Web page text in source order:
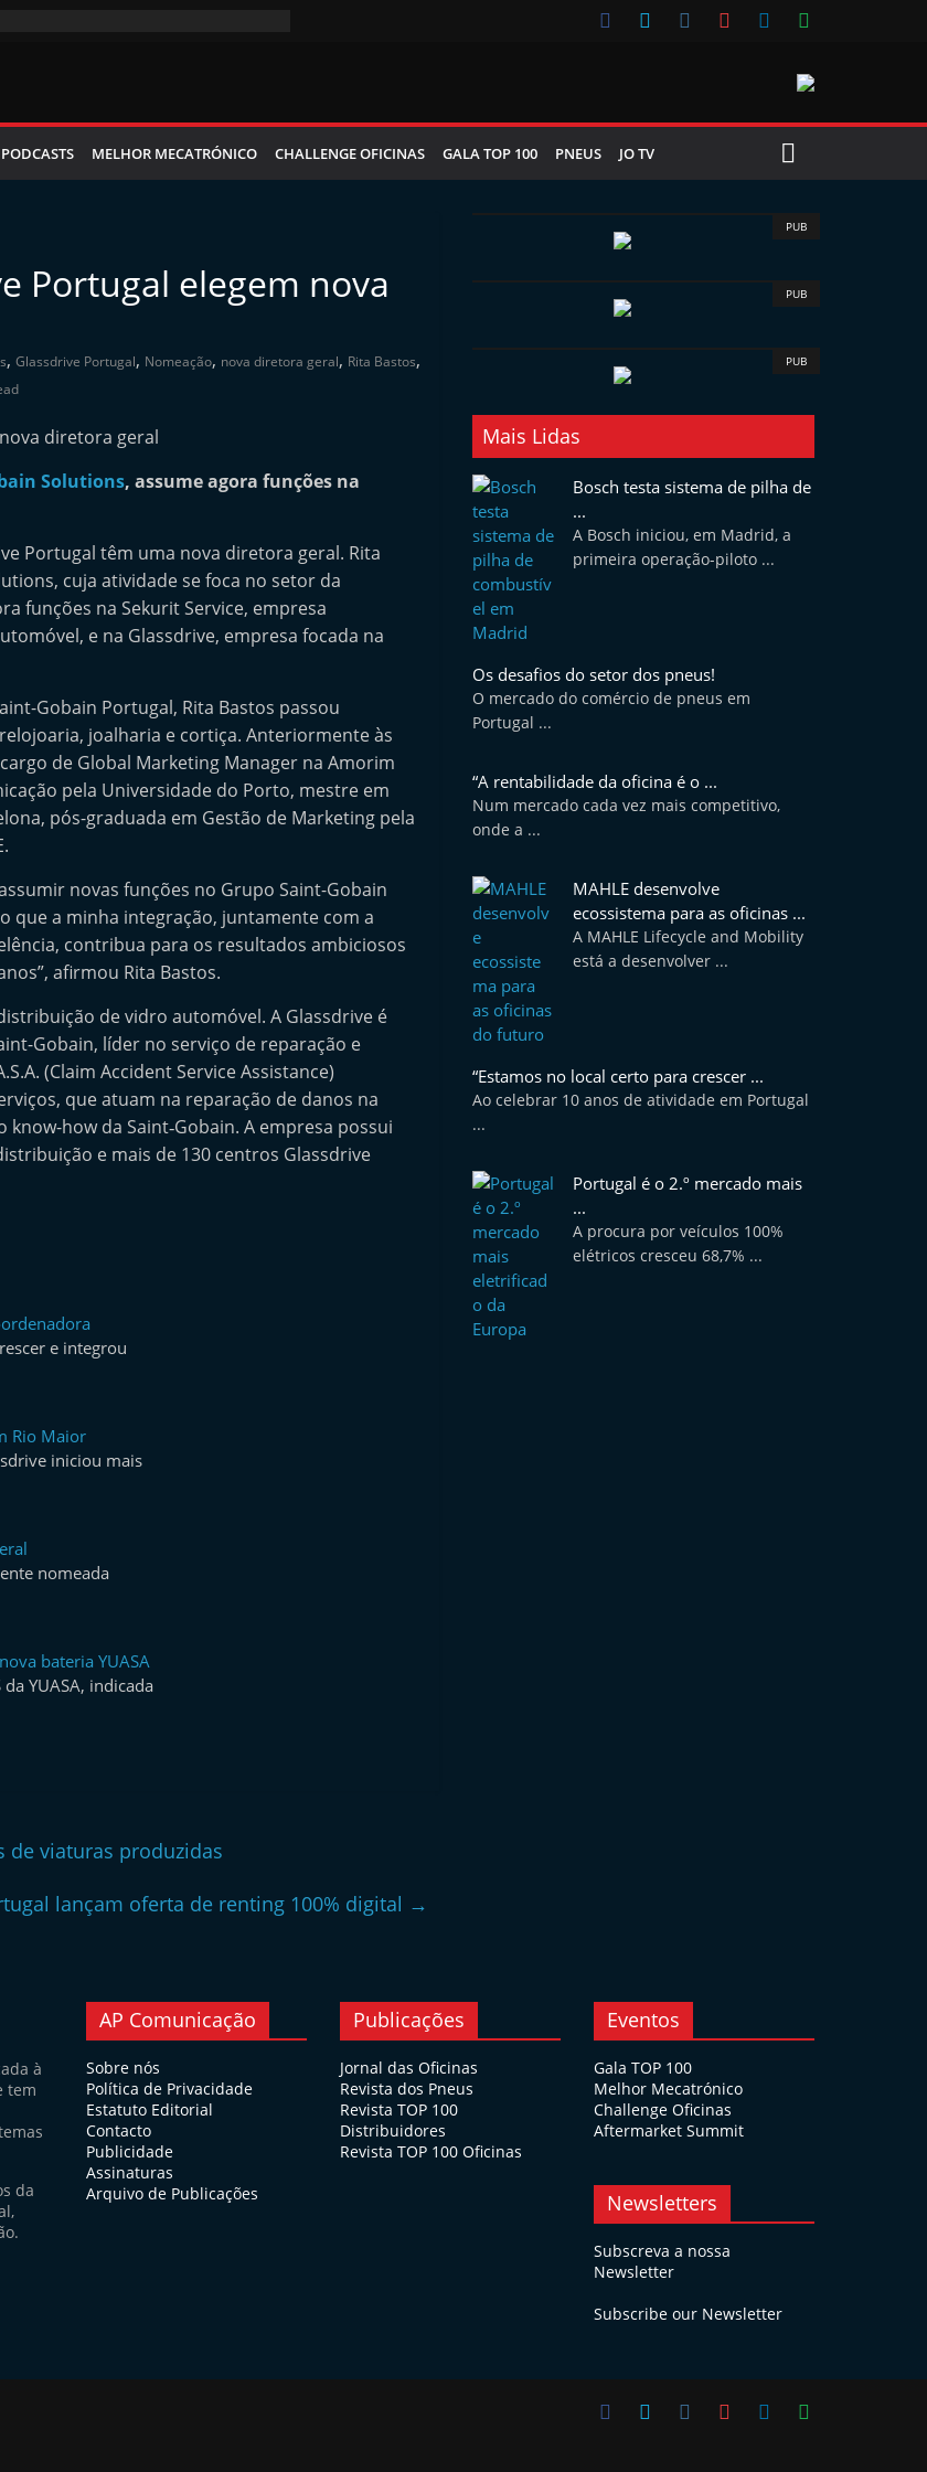
PODCASTS MELHOR MECATRÓNICO CHALLENGE OFICINAS GALA TOP 100 PNEUS JO TV
Portugal elegem nova
, Glassdrive Portugal, Nomeação, nova diretora geral, Rita Bastos,
Solutions, assume agora funções na
Portugal têm uma nova diretora geral. Rita
cuja atividade se foca no setor da
funções na Sekurit Service, empresa
e na Glassdrive, empresa focada na
Gobain Portugal, Rita Bastos passou
joalharia e cortiça. Anteriormente às
de Global Marketing Manager na Amorim
pela Universidade do Porto, mestre em
pós-graduada em Gestão de Marketing pela
novas funções no Grupo Saint-Gobain
que a minha integração, juntamente com a
contribua para os resultados ambiciosos
afirmou Rita Bastos.
de vidro automóvel. A Glassdrive é
Gobain, líder no serviço de reparação e
(Claim Accident Service Assistance)
que atuam na reparação de danos na
how da Saint‐Gobain. A empresa possui
e mais de 130 centros Glassdrive
e integrou
Rio Maior
iniciou mais
nomeada
bateria YUASA
YUASA, indicada
de viaturas produzidas
lançam oferta de renting 100% digital →
PUB
PUB
PUB
Mais Lidas
Bosch testa sistema de pilha de
...
A Bosch iniciou, em Madrid, a
primeira operação-piloto ...
Os desafios do setor dos pneus!
O mercado do comércio de pneus em
Portugal ...
“A rentabilidade da oficina é o ...
Num mercado cada vez mais competitivo,
onde a ...
MAHLE desenvolve
ecossistema para as oficinas ...
A MAHLE Lifecycle and Mobility
está a desenvolver ...
“Estamos no local certo para crescer ...
Ao celebrar 10 anos de atividade em Portugal
...
Portugal é o 2.º mercado mais
...
A procura por veículos 100%
elétricos cresceu 68,7% ...
à
tem
da
AP Comunicação
Sobre nós
Política de Privacidade
Estatuto Editorial
Contacto
Publicidade
Assinaturas
Arquivo de Publicações
Publicações
Jornal das Oficinas
Revista dos Pneus
Revista TOP 100
Distribuidores
Revista TOP 100 Oficinas
Eventos
Gala TOP 100
Melhor Mecatrónico
Challenge Oficinas
Aftermarket Summit
Newsletters
Subscreva a nossa
Newsletter
Subscribe our Newsletter